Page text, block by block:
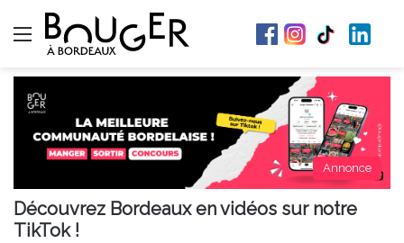
Menu
Annonce
Découvrez Bordeaux en vidéos sur notre
TikTok !